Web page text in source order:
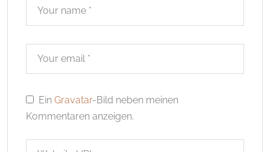
EinGravatar-Bild neben meinen
Kommentaren anzeigen.